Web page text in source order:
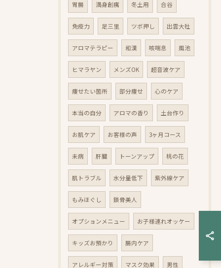
胃腸 満身創痍 冬土用 合谷
免疫力 足三里 ツボ押し 出雲大社
アロマテラピー 和漢 咳喘息 風池
ヒマラヤン メンズOK 超音波ケア
痩せたい箇所 部分痩せ 心のケア
本当の自分 アロマの香り 土台作り
お肌ケア お客様の声 3ヶ月コース
未病 肝臓 トーンアップ 桃の花
肌トラブル 水分量低下 紫外線ケア
もみほぐし 鎖骨美人
オプションメニュー お子様連れオッケー
キッズお預かり 腸内ケア
アレルギー対策 マスク効果 男性